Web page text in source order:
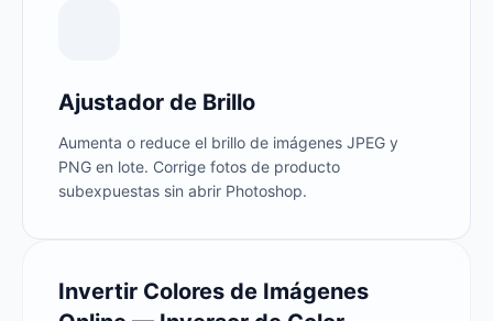
Ajustador de Brillo
Aumenta o reduce el brillo de imágenes JPEG y
PNG en lote. Corrige fotos de producto
subexpuestas sin abrir Photoshop.
Invertir Colores de Imágenes